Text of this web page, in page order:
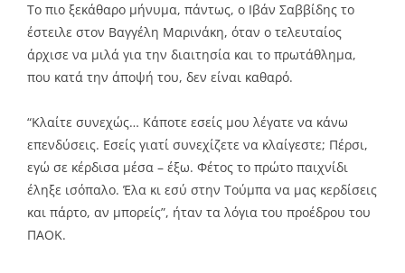
Το πιο ξεκάθαρο μήνυμα, πάντως, ο Ιβάν Σαββίδης το
έστειλε στον Βαγγέλη Μαρινάκη, όταν ο τελευταίος
άρχισε να μιλά για την διαιτησία και το πρωτάθλημα,
που κατά την άποψή του, δεν είναι καθαρό.
“Κλαίτε συνεχώς… Κάποτε εσείς μου λέγατε να κάνω
επενδύσεις. Εσείς γιατί συνεχίζετε να κλαίγεστε; Πέρσι,
εγώ σε κέρδισα μέσα – έξω. Φέτος το πρώτο παιχνίδι
έληξε ισόπαλο. Έλα κι εσύ στην Τούμπα να μας κερδίσεις
και πάρτο, αν μπορείς”, ήταν τα λόγια του προέδρου του
ΠΑΟΚ.